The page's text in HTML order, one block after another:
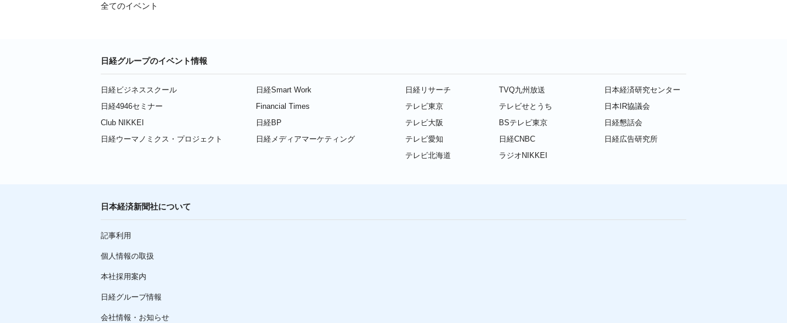
全てのイベント
日経グループのイベント情報
日経ビジネススクール
日経4946セミナー
Club NIKKEI
日経ウーマノミクス・プロジェクト
日経Smart Work
Financial Times
日経BP
日経メディアマーケティング
日経リサーチ
テレビ東京
テレビ大阪
テレビ愛知
テレビ北海道
TVQ九州放送
テレビせとうち
BSテレビ東京
日経CNBC
ラジオNIKKEI
日本経済研究センター
日本IR協議会
日経懇話会
日経広告研究所
日本経済新聞社について
記事利用
個人情報の取扱
本社採用案内
日経グループ情報
会社情報・お知らせ